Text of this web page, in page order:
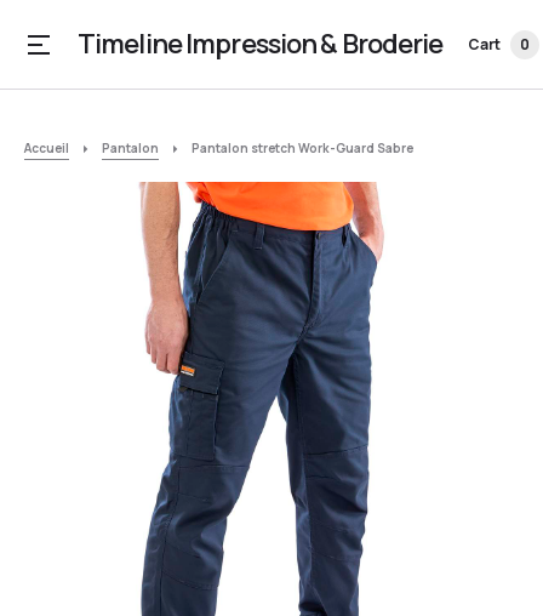
Timeline Impression & Broderie Cart 0
Accueil Pantalon Pantalon stretch Work-Guard Sabre